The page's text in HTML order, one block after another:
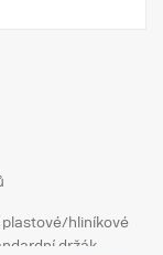
plastové/hliníkové
držák,